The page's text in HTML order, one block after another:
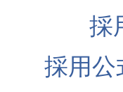
採
採用公